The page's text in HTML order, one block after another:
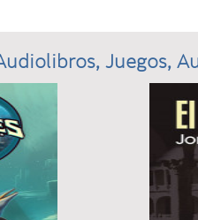
Juegos,